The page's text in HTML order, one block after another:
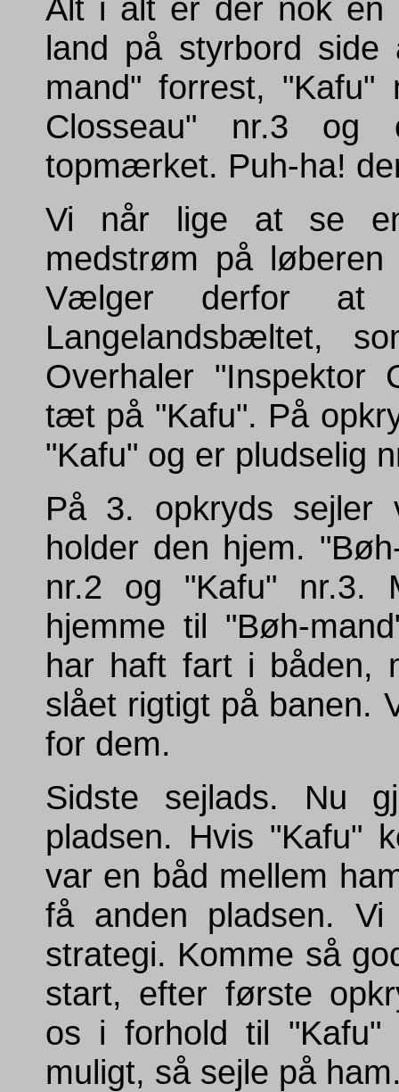
Alt i alt er der nok en
land på styrbord side
mand" forrest, "Kafu"
Closseau" nr.3
topmærket. Puh-ha!
Vi når lige at se
medstrøm på
Vælger derfor
Langelandsbæltet,
Overhaler "Inspektor
tæt på "Kafu". På
"Kafu" og er pludselig
På 3. opkryds sejler
holder den hjem.
nr.2 og "Kafu" nr.3.
hjemme til "Bøh-
har haft fart i båden,
slået rigtigt på banen.
for dem.
Sidste sejlads. Nu
pladsen. Hvis "Kafu"
var en båd mellem
få anden pladsen. Vi
strategi. Komme så
start, efter første
os i forhold til
muligt, så sejle på